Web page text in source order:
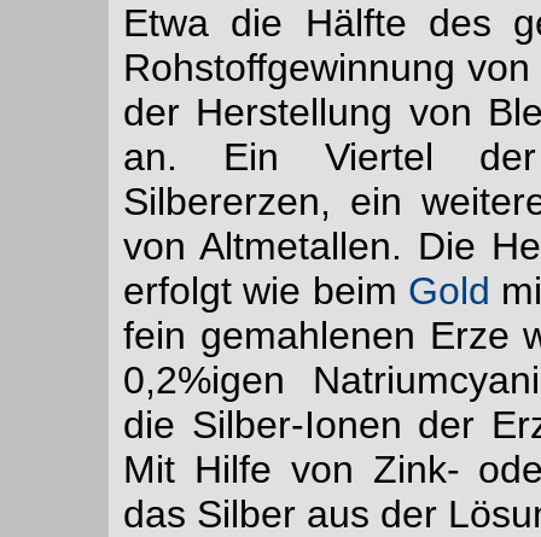
Etwa die Hälfte des
Rohstoffgewinnung
der Herstellung von
an. Ein Viertel der
Silbererzen, ein
von Altmetallen. Die
erfolgt wie beim Gold
fein gemahlenen Erze
0,2%igen
die Silber-Ionen der
Mit Hilfe von Zink-
das Silber aus der